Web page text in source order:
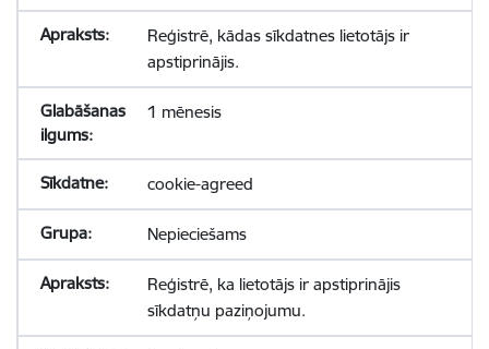
Reģistrē, kādas sīkdatnes lietotājs ir
apstiprinājis.
1 mēnesis
cookie-agreed
Nepieciešams
Reģistrē, ka lietotājs ir apstiprinājis
sīkdatņu paziņojumu.